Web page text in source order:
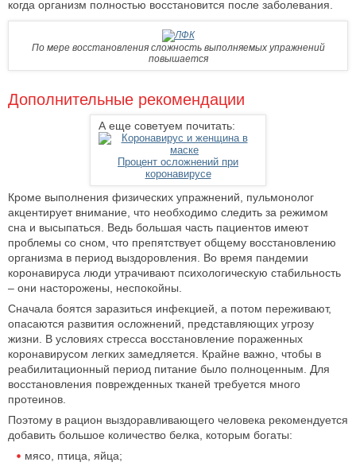
когда организм полностью восстановится после заболевания.
По мере восстановления сложность выполняемых упражнений
повышается
Дополнительные рекомендации
А еще советуем почитать:
Процент осложнений при
коронавирусе
Кроме выполнения физических упражнений, пульмонолог
акцентирует внимание, что необходимо следить за режимом
сна и высыпаться. Ведь большая часть пациентов имеют
проблемы со сном, что препятствует общему восстановлению
организма в период выздоровления. Во время пандемии
коронавируса люди утрачивают психологическую стабильность
– они насторожены, неспокойны.
Сначала боятся заразиться инфекцией, а потом переживают,
опасаются развития осложнений, представляющих угрозу
жизни. В условиях стресса восстановление пораженных
коронавирусом легких замедляется. Крайне важно, чтобы в
реабилитационный период питание было полноценным. Для
восстановления поврежденных тканей требуется много
протеинов.
Поэтому в рацион выздоравливающего человека рекомендуется
добавить большое количество белка, которым богаты:
мясо, птица, яйца;